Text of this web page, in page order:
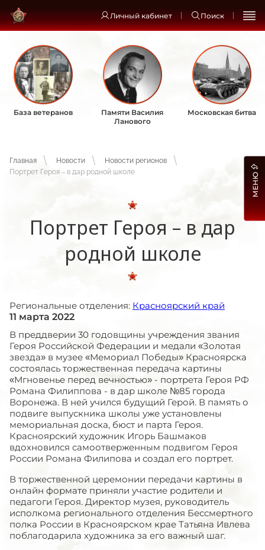
Личный кабинет Поиск
База ветеранов
Памяти Василия
Ланового
Московская битва
Главная Новости
Новости регионов
Портрет Героя – в дар родной школе
Портрет Героя – в дар
родной школе
Региональные отделения: Красноярский край
11 марта 2022
В преддверии 30 годовщины учреждения звания
Героя Российской Федерации и медали «Золотая
звезда» в музее «Мемориал Победы» Красноярска
состоялась торжественная передача картины
«Мгновенье перед вечностью» - портрета Героя РФ
Романа Филиппова - в дар школе №85 города
Воронежа. В ней учился будущий Герой. В память о
подвиге выпускника школы уже установлены
мемориальная доска, бюст и парта Героя.
Красноярский художник Игорь Башмаков
вдохновился самоотверженным подвигом Героя
России Романа Филипова и создал его портрет.
В торжественной церемонии передачи картины в
онлайн формате приняли участие родители и
педагоги Героя. Директор музея, руководитель
исполкома регионального отделения Бессмертного
полка России в Красноярском крае Татьяна Ивлева
поблагодарила художника за его важный шаг.
МЕНЮ